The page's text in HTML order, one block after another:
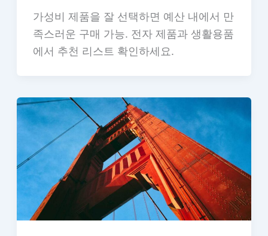
가성비 제품을 잘 선택하면 예산 내에서 만
족스러운 구매 가능. 전자 제품과 생활용품
에서 추천 리스트 확인하세요.